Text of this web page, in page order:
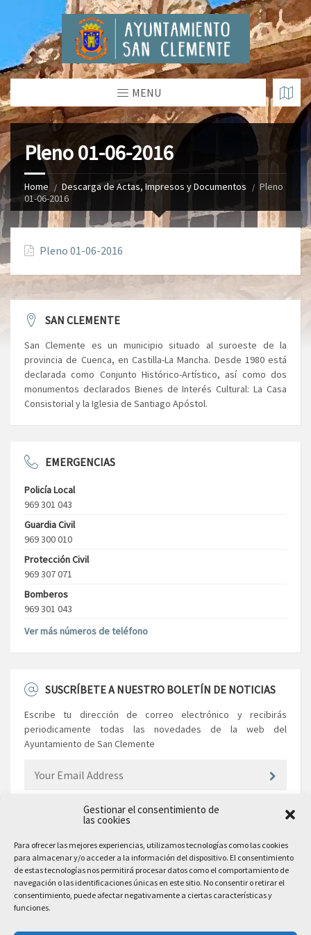
Gestionar el consentimiento de
las cookies
Para ofrecer las mejores experiencias, utilizamos tecnologías como las cookies
para almacenar y/o acceder a la información del dispositivo. El consentimiento
de estas tecnologías nos permitirá procesar datos como el comportamiento de
navegación o las identificaciones únicas en este sitio. No consentir o retirar el
consentimiento, puede afectar negativamente a ciertas características y
funciones.
MENU
Pleno 01-06-2016
Home Descarga de Actas, Impresos y Documentos
Pleno
01-06-2016
Pleno 01-06-2016
SAN CLEMENTE
San Clemente es un municipio situado al suroeste de la
provincia de Cuenca, en Castilla-La Mancha. Desde 1980 está
declarada como Conjunto Histórico-Artístico, así como dos
monumentos declarados Bienes de Interés Cultural: La Casa
Consistorial y la Iglesia de Santiago Apóstol.
EMERGENCIAS
Policía Local
969 301 043
Guardia Civil
969 300 010
Protección Civil
969 307 071
Bomberos
969 301 043
Ver más números de teléfono
SUSCRÍBETE A NUESTRO BOLETÍN DE NOTICIAS
Escribe tu dirección de correo electrónico y recibirás
periodicamente todas las novedades de la web del
Ayuntamiento de San Clemente
EL AYUNTAMIENTO
Plaza Mayor, 10
San Clemente, 16600, Cuenca
Teléfono: 969 300 003